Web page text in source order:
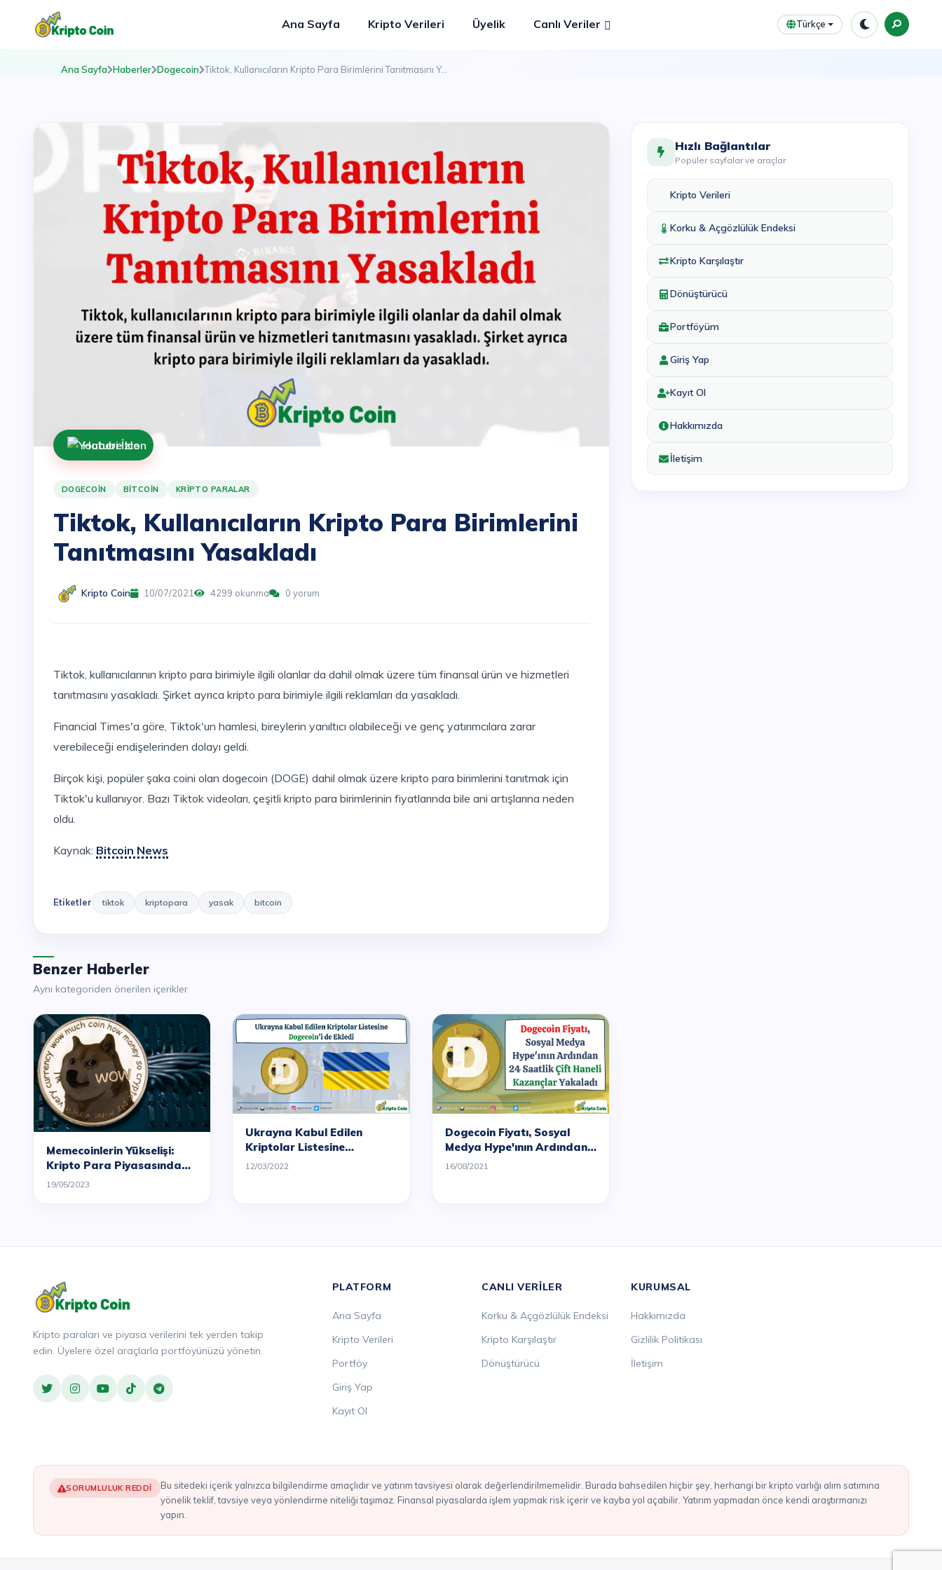
Ana Sayfa Kripto Verileri Üyelik Canlı Veriler Türkçe
Ana Sayfa Haberler Dogecoin Tiktok, Kullanıcıların Kripto Para Birimlerini Tanıtmasını Y...
Haberi İzle
DOGECOIN BITCOIN KRIPTO PARALAR
Tiktok, Kullanıcıların Kripto Para Birimlerini
Tanıtmasını Yasakladı
Kripto Coin 10/07/2021 4299 okunma 0 yorum
Tiktok, kullanıcılarının kripto para birimiyle ilgili olanlar da dahil olmak üzere tüm finansal ürün ve hizmetleri
tanıtmasını yasakladı. Şirket ayrıca kripto para birimiyle ilgili reklamları da yasakladı.
Financial Times'a göre, Tiktok'un hamlesi, bireylerin yanıltıcı olabileceği ve genç yatırımcılara zarar
verebileceği endişelerinden dolayı geldi.
Birçok kişi, popüler şaka coini olan dogecoin (DOGE) dahil olmak üzere kripto para birimlerini tanıtmak için
Tiktok'u kullanıyor. Bazı Tiktok videoları, çeşitli kripto para birimlerinin fiyatlarında bile ani artışlarına neden
oldu.
Kaynak: Bitcoin News
Etiketler tiktok kriptopara yasak bitcoin
Benzer Haberler
Aynı kategoriden önerilen içerikler
Memecoinlerin Yükselişi:
Kripto Para Piyasasında
Yeni Bir Dalga
19/05/2023
Ukrayna Kabul Edilen
Kriptolar Listesine
Dogecoin'i de Ekledi
12/03/2022
Dogecoin Fiyatı, Sosyal
Medya Hype'ının Ardından
24 Saatlik Çift Haneli
16/08/2021
Hızlı Bağlantılar
Popüler sayfalar ve araçlar
Kripto Verileri
Korku & Açgözlülük Endeksi
Kripto Karşılaştır
Dönüştürücü
Portföyüm
Giriş Yap
Kayıt Ol
Hakkımızda
İletişim
Kripto paraları ve piyasa verilerini tek yerden takip
edin. Üyelere özel araçlarla portföyünüzü yönetin.
PLATFORM
Ana Sayfa
Kripto Verileri
Portföy
Giriş Yap
Kayıt Ol
CANLI VERILER
Korku & Açgözlülük Endeksi
Kripto Karşılaştır
Dönüştürücü
KURUMSAL
Hakkımızda
Gizlilik Politikası
İletişim
SORUMLULUK REDDI
Bu sitedeki içerik yalnızca bilgilendirme amaçlıdır ve yatırım tavsiyesi olarak değerlendirilmemelidir. Burada bahsedilen hiçbir şey, herhangi bir kripto varlığı alım satımına
yönelik teklif, tavsiye veya yönlendirme niteliği taşımaz. Finansal piyasalarda işlem yapmak risk içerir ve kayba yol açabilir. Yatırım yapmadan önce kendi araştırmanızı
yapın.